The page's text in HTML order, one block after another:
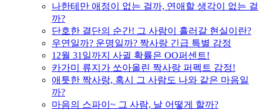
나한테만 애정이 없는 걸까, 연애할 생각이 없는 걸
까?
단호한 결단의 순간! 그 사람이 흘러갈 현실이란?
우연일까? 운명일까? 짝사랑 긴급 특별 감정
12월 31일까지 사귈 확률은 OO퍼센트!
카가미 류지가 쏘아올린 짝사랑 퍼펙트 감정!
애틋한 짝사랑, 혹시 그 사람도 나와 같은 마음일
까?
마음의 스파이~ 그 사람, 날 어떻게 할까?